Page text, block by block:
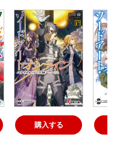
購入する